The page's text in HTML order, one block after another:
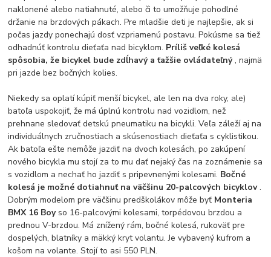
naklonené alebo natiahnuté, alebo či to umožňuje pohodlné
držanie na brzdových pákach. Pre mladšie deti je najlepšie, ak si
počas jazdy ponechajú dosť vzpriamenú postavu. Pokúsme sa tiež
odhadnúť kontrolu dieťaťa nad bicyklom. Príliš veľké kolesá
spôsobia, že bicykel bude zdĺhavý a ťažšie ovládateľný, najmä
pri jazde bez bočných kolies.
Niekedy sa oplatí kúpiť menší bicykel, ale len na dva roky, ale)
batoľa uspokojiť, že má úplnú kontrolu nad vozidlom, než
prehnane sledovať detskú pneumatiku na bicykli. Veľa záleží aj na
individuálnych zručnostiach a skúsenostiach dieťaťa s cyklistikou.
Ak batoľa ešte nemôže jazdiť na dvoch kolesách, po zakúpení
nového bicykla mu stojí za to mu dať nejaký čas na zoznámenie sa
s vozidlom a nechať ho jazdiť s pripevnenými kolesami. Bočné
kolesá je možné dotiahnuť na väčšinu 20-palcových bicyklov.
Dobrým modelom pre väčšinu predškolákov môže byť Monteria
BMX 16 Boy so 16-palcovými kolesami, torpédovou brzdou a
prednou V-brzdou. Má znížený rám, bočné kolesá, rukoväť pre
dospelých, blatníky a mäkký kryt volantu. Je vybavený kufrom a
košom na volante. Stojí to asi 550 PLN.